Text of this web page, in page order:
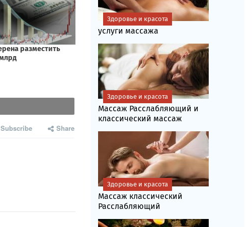
Subscribe Share
услуги массажа
Здоровье и красота
Массаж Расслабляющий и
классический массаж
Здоровье и красота
Массаж классический
Расслабляющий
Здоровье и красота